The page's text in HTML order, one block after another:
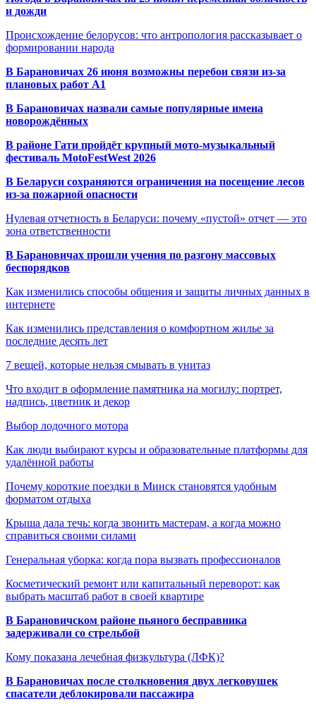
и дожди
Происхождение белорусов: что антропология рассказывает о
формировании народа
В Барановичах 26 июня возможны перебои связи из-за
плановых работ A1
В Барановичах назвали самые популярные имена
новорождённых
В районе Гати пройдёт крупный мото-музыкальный
фестиваль MotoFestWest 2026
В Беларуси сохраняются ограничения на посещение лесов
из-за пожарной опасности
Нулевая отчетность в Беларуси: почему «пустой» отчет — это
зона ответственности
В Барановичах прошли учения по разгону массовых
беспорядков
Как изменились способы общения и защиты личных данных в
интернете
Как изменились представления о комфортном жилье за
последние десять лет
7 вещей, которые нельзя смывать в унитаз
Что входит в оформление памятника на могилу: портрет,
надпись, цветник и декор
Выбор лодочного мотора
Как люди выбирают курсы и образовательные платформы для
удалённой работы
Почему короткие поездки в Минск становятся удобным
форматом отдыха
Крыша дала течь: когда звонить мастерам, а когда можно
справиться своими силами
Генеральная уборка: когда пора вызвать профессионалов
Косметический ремонт или капитальный переворот: как
выбрать масштаб работ в своей квартире
В Барановичском районе пьяного бесправника
задерживали со стрельбой
Кому показана лечебная физкультура (ЛФК)?
В Барановичах после столкновения двух легковушек
спасатели деблокировали пассажира